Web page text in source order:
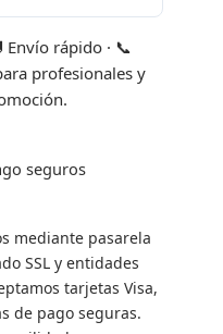
Envío rápido · 📞
profesionales y
mediante pasarela
SSL y entidades
tarjetas Visa,
de pago seguras.